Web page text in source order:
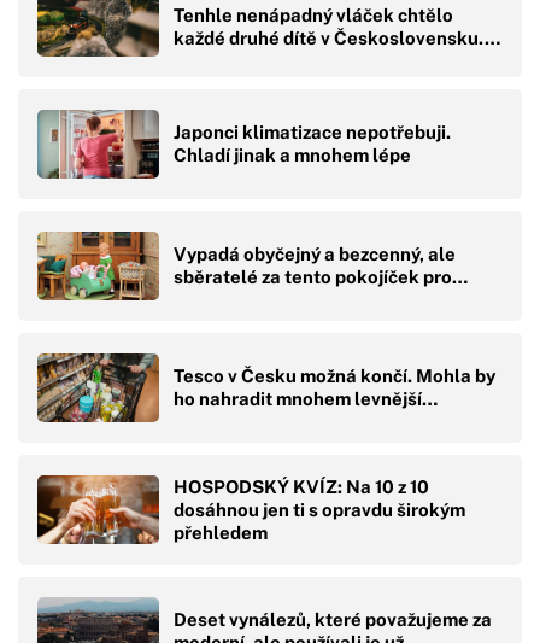
Tenhle nenápadný vláček chtělo
každé druhé dítě v Československu.…
Japonci klimatizace nepotřebuji.
Chladí jinak a mnohem lépe
Vypadá obyčejný a bezcenný, ale
sběratelé za tento pokojíček pro…
Tesco v Česku možná končí. Mohla by
ho nahradit mnohem levnější…
HOSPODSKÝ KVÍZ: Na 10 z 10
dosáhnou jen ti s opravdu širokým
přehledem
Deset vynálezů, které považujeme za